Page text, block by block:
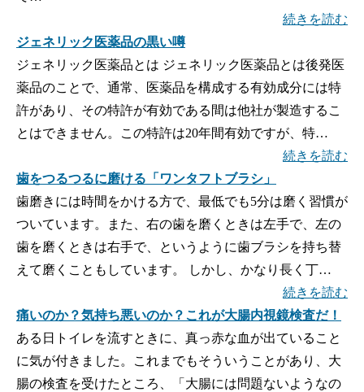
続きを読む
ジェネリック医薬品の黒い噂
ジェネリック医薬品とは ジェネリック医薬品とは後発医
薬品のことで、通常、医薬品を構成する有効成分には特
許があり、その特許が有効である間は他社が製造するこ
とはできません。この特許は20年間有効ですが、特…
続きを読む
歯をつるつるに磨ける「ワンタフトブラシ」
歯磨きには時間をかける方で、最低でも5分は磨く習慣が
ついています。また、右の歯を磨くときは左手で、左の
歯を磨くときは右手で、というように歯ブラシを持ち替
えて磨くこともしています。 しかし、かなり長く丁…
続きを読む
痛いのか？気持ち悪いのか？これが大腸内視鏡検査だ！
ある日トイレを流すときに、真っ赤な血が出ていること
に気が付きました。これまでもそういうことがあり、大
腸の検査を受けたところ、「大腸には問題ないようなの